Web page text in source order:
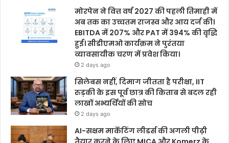
मोरपेन ने वित्त वर्ष 2027 की पहली तिमाही में
अब तक का उच्चतम राजस्व और आय दर्ज की।
EBITDA में 207% और PAT में 394% की वृद्धि
हुई। सीडीएमओ कार्यक्रम ने पुरंतया
व्यावसायीक चरण में प्रवेश किया।
2 days ago
सिलेबस नहीं, दिमाग जीतता है परीक्षा, IIT
रुड़की के इस पूर्व छात्र की किताब से बदल रही
लाखों अभ्यर्थियों की सोच
2 days ago
AI-सक्षम मार्केटिंग लीडर्स की अगली पीढ़ी